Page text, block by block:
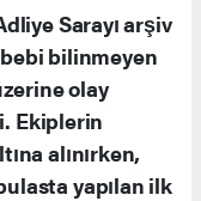
Sarayı arşiv
bilinmeyen
olay
Ekiplerin
alınırken,
yapılan ilk